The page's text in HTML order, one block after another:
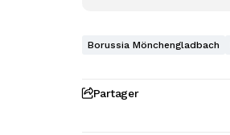
Borussia Mönchengladbach
Partager